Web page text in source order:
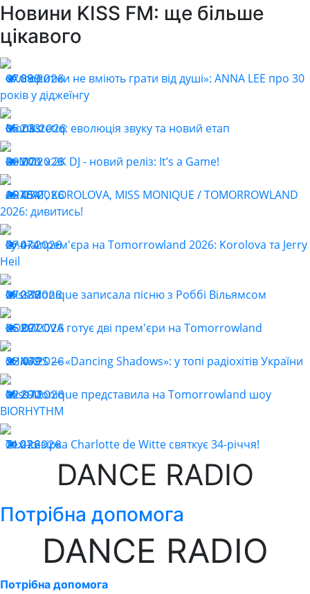
Новини KISS FM: ще більше
цікавого
07.08.2026
399
«Алгоритми не вміють грати від душі»: ANNA LEE про 30
років у діджеїнгу
05.08.2026
233
Monastetiq: еволюція звуку та новий етап
29.07.2026
200
ReMOv x 2K DJ - новий реліз: It’s a Game!
29.07.2026
454
ARTBAT, KOROLOVA, MISS MONIQUE / TOMORROWLAND
2026: дивитись!
27.07.2026
474
Гучна прем'єра на Tomorrowland 2026: Korolova та Jerry
Heil
27.07.2026
288
Miss Monique записала пісню з Роббі Вільямсом
25.07.2026
297
KOROLOVA готує дві прем'єри на Tomorrowland
22.07.2026
469
SHNAPS — «Dancing Shadows»: у топі радіохітів України
22.07.2026
290
Miss Monique представила на Tomorrowland шоу
BIORHYTHM
21.07.2026
226
Техно-зірка Charlotte de Witte святкує 34-річчя!
DANCE RADIO
Потрібна допомога
DANCE RADIO
Потрібна допомога